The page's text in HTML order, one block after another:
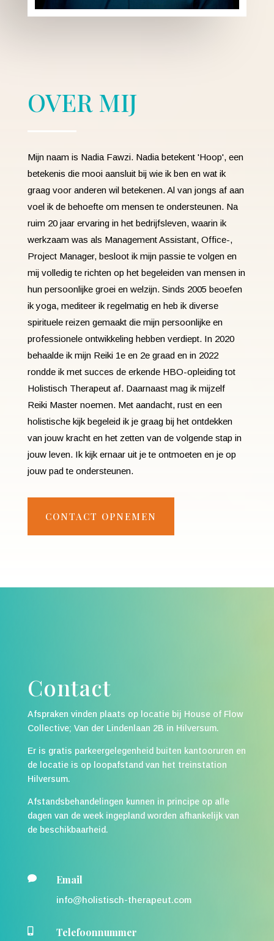
OVER MIJ
Mijn naam is Nadia Fawzi. Nadia betekent 'Hoop',een
betekenis die mooi aansluit bij wie ik ben en wat ik
graag voor anderen wil betekenen. Al van jongs af aan
voel ik de behoefte om mensen te ondersteunen. Na
ruim 20 jaar ervaring in het bedrijfsleven, waarin ik
werkzaam was als Management Assistant, Office-,
Project Manager, besloot ik mijn passie te volgen en
mij volledig te richten op het begeleiden van mensen in
hun persoonlijke groei en welzijn. Sinds 2005 beoefen
ik yoga, mediteer ik regelmatig en heb ik diverse
spirituele reizen gemaakt die mijn persoonlijke en
professionele ontwikkeling hebben verdiept. In 2020
behaalde ik mijn Reiki 1e en 2e graad en in 2022
rondde ik met succes de erkende HBO-opleiding tot
Holistisch Therapeut af. Daarnaast mag ik mijzelf
Reiki Master noemen. Met aandacht, rust en een
holistische kijk begeleid ik je graag bij het ontdekken
van jouw kracht en het zetten van de volgende stap in
jouw leven. Ik kijk ernaar uit je te ontmoeten en je op
jouw pad te ondersteunen.
CONTACT OPNEMEN
Contact
Afspraken vinden plaats op locatie bij House of Flow
Collective; Van der Lindenlaan 2B in Hilversum.
Er is gratis parkeergelegenheid buiten kantooruren en
de locatie is op loopafstand van het treinstation
Hilversum.
Afstandsbehandelingen kunnen in principe op alle
dagen van de week ingepland worden afhankelijk van
de beschikbaarheid.
 Email
info@holistisch-therapeut.com
 Telefoonnummer